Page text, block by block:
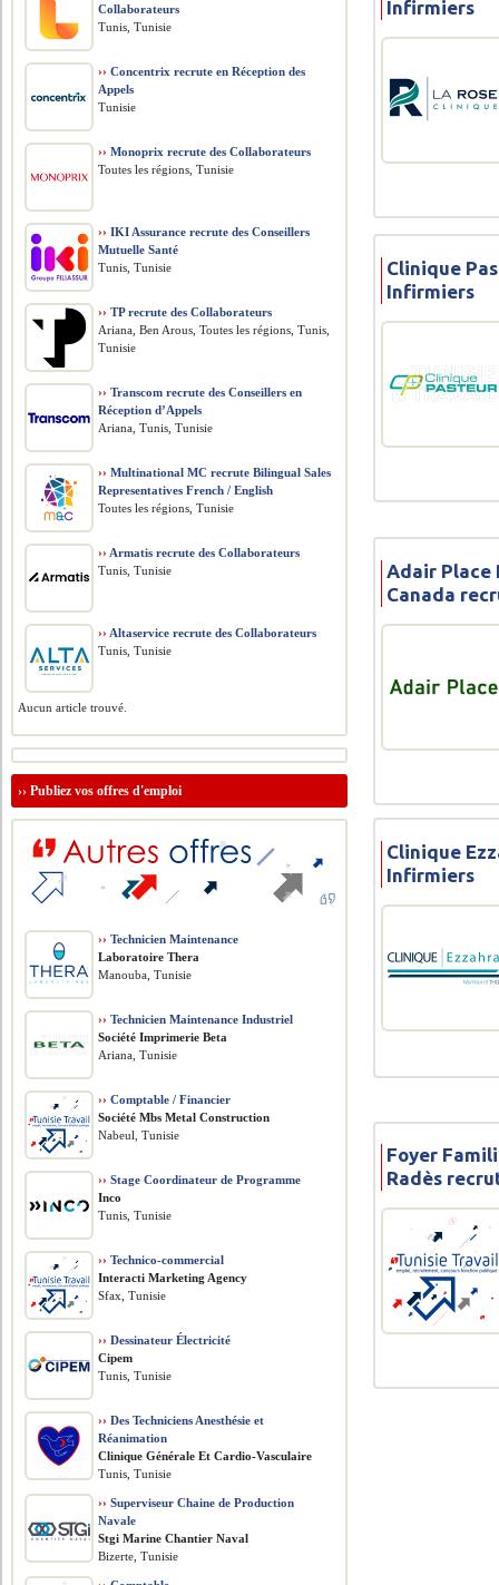
Infirmiers
Clinique
Infirmiers
Adair Place
Canada
Clinique
Infirmiers
Foyer
Radès
Collaborateurs
Tunis, Tunisie
›› Concentrix recrute en Réception des
Appels
Tunisie
›› Monoprix recrute des Collaborateurs
Toutes les régions, Tunisie
›› IKI Assurance recrute des Conseillers
Mutuelle Santé
Tunis, Tunisie
›› TP recrute des Collaborateurs
Ariana, Ben Arous, Toutes les régions, Tunis,
Tunisie
›› Transcom recrute des Conseillers en
Réception d’Appels
Ariana, Tunis, Tunisie
›› Multinational MC recrute Bilingual Sales
Representatives French / English
Toutes les régions, Tunisie
›› Armatis recrute des Collaborateurs
Tunis, Tunisie
›› Altaservice recrute des Collaborateurs
Tunis, Tunisie
Aucun article trouvé.
››Publiez vos offres d'emploi
›› Technicien Maintenance
Laboratoire Thera
Manouba, Tunisie
›› Technicien Maintenance Industriel
Société Imprimerie Beta
Ariana, Tunisie
›› Comptable / Financier
Société Mbs Metal Construction
Nabeul, Tunisie
›› Stage Coordinateur de Programme
Inco
Tunis, Tunisie
›› Technico-commercial
Interacti Marketing Agency
Sfax, Tunisie
›› Dessinateur Électricité
Cipem
Tunis, Tunisie
›› Des Techniciens Anesthésie et
Réanimation
Clinique Générale Et Cardio-Vasculaire
Tunis, Tunisie
›› Superviseur Chaine de Production
Navale
Stgi Marine Chantier Naval
Bizerte, Tunisie